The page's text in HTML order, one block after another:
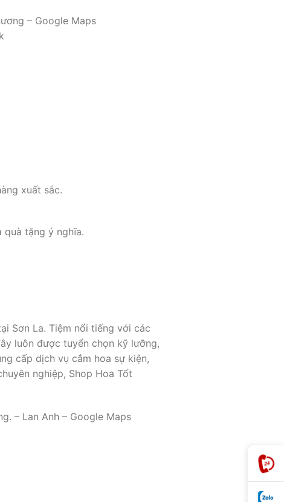
– Google Maps
xuất sắc.
quà tặng ý nghĩa.
Sơn La. Tiệm nổi tiếng với các
luôn được tuyển chọn kỹ lưỡng,
cấp dịch vụ cắm hoa sự kiện,
nghiệp, Shop Hoa Tốt
– Lan Anh – Google Maps